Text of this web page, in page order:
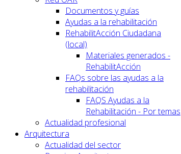
Documentos y guías
Ayudas a la rehabilitación
RehabilitAcción Ciudadana
(local)
Materiales generados -
RehabilitAcción
FAQs sobre las ayudas a la
rehabilitación
FAQS Ayudas a la
Rehabilitación - Por temas
Actualidad profesional
Arquitectura
Actualidad del sector